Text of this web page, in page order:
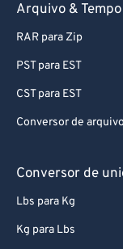
Arquivo & Tempo
RAR para Zip
PST para EST
CST para EST
Conversor de arquivo
Conversor de
Lbs para Kg
Kg para Lbs